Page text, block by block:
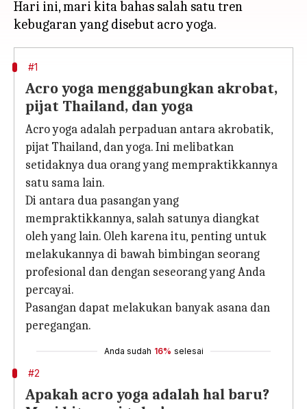
Hari ini, mari kita bahas salah satu tren
#1
Acro yoga menggabungkan akrobat,
pijat Thailand, dan yoga
Acro yoga adalah perpaduan antara akrobatik,
pijat Thailand, dan yoga. Ini melibatkan
setidaknya dua orang yang mempraktikkannya
satu sama lain.
Di antara dua pasangan yang
mempraktikkannya, salah satunya diangkat
oleh yang lain. Oleh karena itu, penting untuk
melakukannya di bawah bimbingan seorang
profesional dan dengan seseorang yang Anda
percayai.
Pasangan dapat melakukan banyak asana dan
peregangan.
Anda sudah 16% selesai
#2
Apakah acro yoga adalah hal baru?